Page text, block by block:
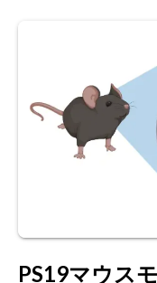
C., Volterra, A.,
Allen, N.J., Araque,
Bergles, D.E.,
W.T., …
nomenclature,
directions.Nat.
doi:10.1038/
Ichikawa-
Adalid-Peralta, L.
Rep., 16:598-608,
行動の変化を特徴
す。脳内における
積、および大脳皮
ューロンとシナプ
アミロイドβ（Aβ
ークを形成するこ
星状細胞形態計測
PS19マウス